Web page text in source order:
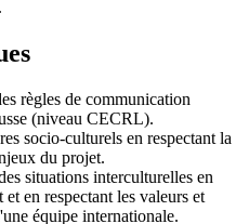
règles de communication
(niveau CECRL).
socio-culturels en respectant la
du projet.
situations interculturelles en
en respectant les valeurs et
équipe internationale.